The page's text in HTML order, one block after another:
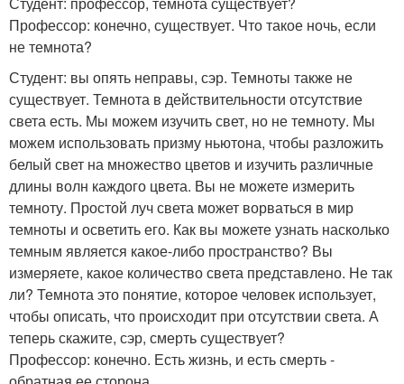
Профессор: конечно, существует. Что такое ночь, если
не темнота?
Студент: вы опять неправы, сэр. Темноты также не
существует. Темнота в действительности отсутствие
света есть. Мы можем изучить свет, но не темноту. Мы
можем использовать призму ньютона, чтобы разложить
белый свет на множество цветов и изучить различные
длины волн каждого цвета. Вы не можете измерить
темноту. Простой луч света может ворваться в мир
темноты и осветить его. Как вы можете узнать насколько
темным является какое-либо пространство? Вы
измеряете, какое количество света представлено. Не так
ли? Темнота это понятие, которое человек использует,
чтобы описать, что происходит при отсутствии света. А
теперь скажите, сэр, смерть существует?
Профессор: конечно. Есть жизнь, и есть смерть -